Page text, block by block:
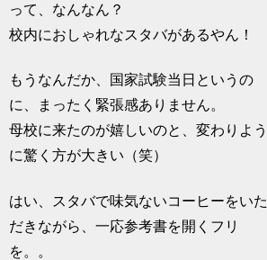
って、なんなん？
校内におしゃれなスタバがあるやん！
もうなんだか、国家試験当日というの
に、まったく緊張感ありません。
母校に来たのが嬉しいのと、変わりよう
に驚く方が大きい（笑）
はい、スタバで味気ないコーヒーをいた
だきながら、一応参考書を開くフリ
を。。